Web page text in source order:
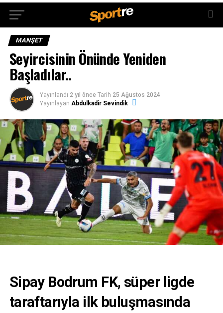
MANŞET
Seyircisinin Önünde Yeniden
Başladılar..
Yayınlandı 2 yıl önce Tarih 25 Ağustos 2024
Yayınlayan Abdulkadir Sevindik
Sipay Bodrum FK, süper ligde
taraftarıyla ilk buluşmasında